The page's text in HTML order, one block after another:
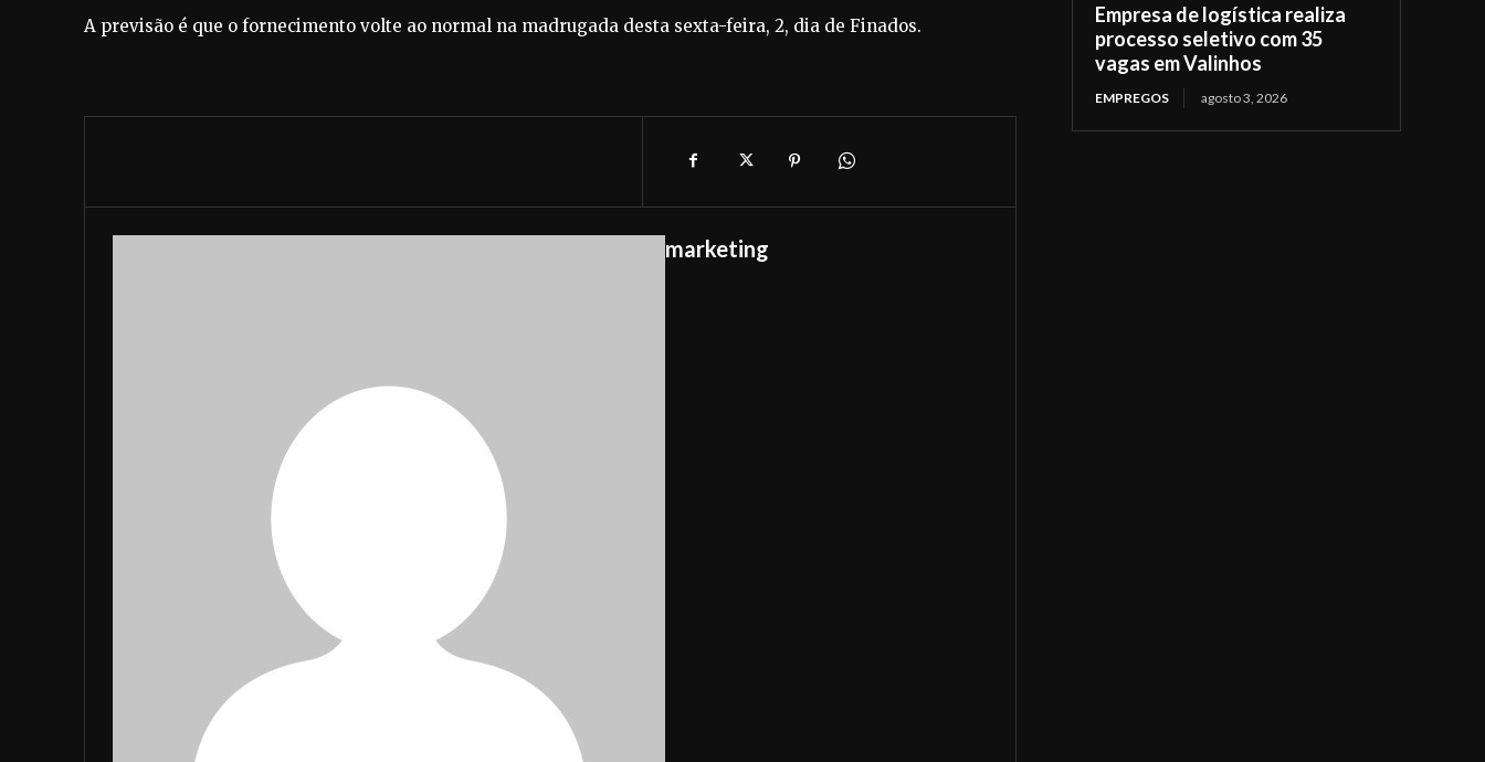
A previsão é que o fornecimento volte ao normal na madrugada desta sexta-feira, 2, dia de Finados.
marketing
Empresa de logística realiza
processo seletivo com 35
vagas em Valinhos
EMPREGOS agosto 3, 2026